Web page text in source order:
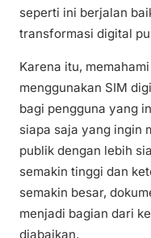
seperti ini berjalan
transformasi digital
Karena itu,
menggunakan SIM
bagi pengguna yang
siapa saja yang ingin
publik dengan lebih
semakin tinggi dan
semakin besar,
menjadi bagian dari
diabaikan.